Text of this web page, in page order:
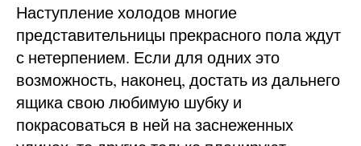
Наступление холодов многие
представительницы прекрасного пола ждут
с нетерпением. Если для одних это
возможность, наконец, достать из дальнего
ящика свою любимую шубку и
покрасоваться в ней на заснеженных